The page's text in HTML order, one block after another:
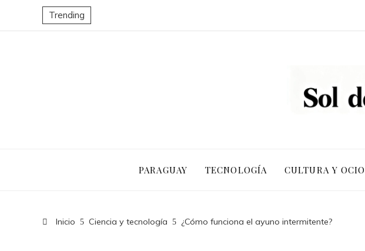
Trending
PARAGUAY TECNOLOGÍA CULTURA Y OCIO
Inicio Ciencia y tecnología ¿Cómo funciona el ayuno intermitente?